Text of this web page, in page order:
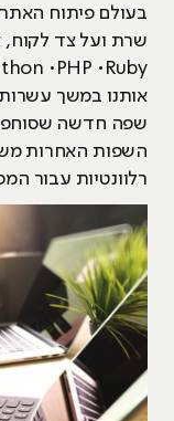
בעולם פיתוח
אותנו במשך
שפה חדשה שסוחפת
השפות האחרות
רלוונטיות עבור